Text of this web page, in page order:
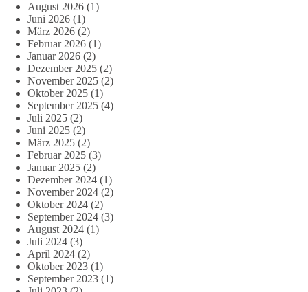
August 2026 (1)
Juni 2026 (1)
März 2026 (2)
Februar 2026 (1)
Januar 2026 (2)
Dezember 2025 (2)
November 2025 (2)
Oktober 2025 (1)
September 2025 (4)
Juli 2025 (2)
Juni 2025 (2)
März 2025 (2)
Februar 2025 (3)
Januar 2025 (2)
Dezember 2024 (1)
November 2024 (2)
Oktober 2024 (2)
September 2024 (3)
August 2024 (1)
Juli 2024 (3)
April 2024 (2)
Oktober 2023 (1)
September 2023 (1)